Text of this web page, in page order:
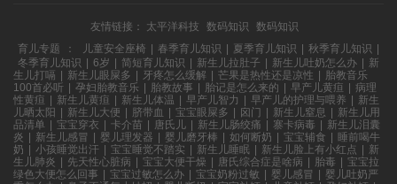
友情链接： 太平洋科技 数码知识
数码知识
育儿专题
： 儿童安全座椅 | 春季育儿知识 | 夏季育儿知识 | 秋季育儿知识 |
冬季育儿知识 | 6岁 | 简短育儿知识 | 新生儿拉肚子 | 新生儿吐奶怎么办 | 新
生儿打嗝 | 新生儿眼屎多 | 牙疼怎么缓解 | 芒果是热性还是凉性 | 胎教音乐
100首必听 | 孕妇胎教音乐 | 胎教故事 | 胎记是怎么来的 | 早产儿黄疸 | 病理
性黄疸 | 新生儿黄疸 | 新生儿体温 | 早产儿智力 | 早产儿的护理与喂养 | 新生
儿晒太阳 | 新生儿大便 | 脐带血 | 宝宝眼屎多 | 囟门 | 新生儿窒息 | 新生儿用
品清单 | 宝宝穿衣 | 卡介苗 | 唐氏儿 | 新生儿肠绞痛 | 寨卡病毒 | 新生儿泪囊
炎 | 新生儿感冒 | 婴儿理发器 | 婴儿磨牙棒 | 如何断奶 | 宝宝辅食 | 睡前喝牛
奶 | 小孩睡觉出汗 | 宝宝睡觉不踏实 | 新生儿睡眠 | 新生儿脸上有小红点 | 新
生儿肺炎 | 先天性心脏病 | 宝宝大便干燥 | 唐氏综合症是啥病 | 胎毒 | 宝宝拉
绿色大便怎么回事 | 宝宝过敏怎么办 | 宝宝奶粉过敏 | 婴儿感冒 | 婴儿吐奶严